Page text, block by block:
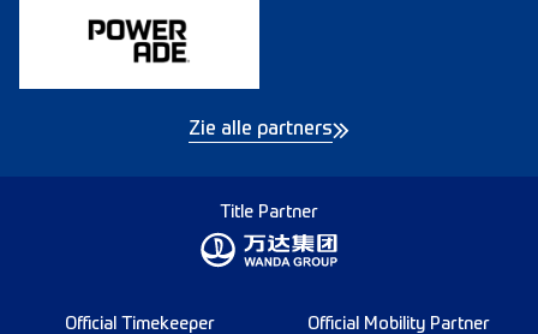
Zie alle partners
Title Partner
Official Timekeeper Official Mobility Partner